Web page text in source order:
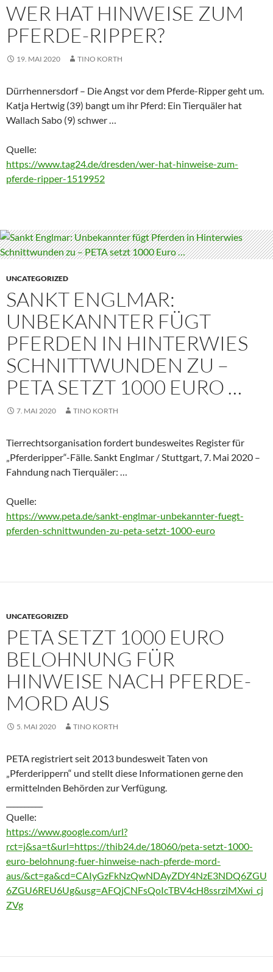
WER HAT HINWEISE ZUM
PFERDE-RIPPER?
19. MAI 2020 TINO KORTH
Dürrhennersdorf – Die Angst vor dem Pferde-Ripper geht um.
Katja Hertwig (39) bangt um ihr Pferd: Ein Tierquäler hat
Wallach Sabo (9) schwer …
Quelle:
https://www.tag24.de/dresden/wer-hat-hinweise-zum-
pferde-ripper-1519952
UNCATEGORIZED
SANKT ENGLMAR:
UNBEKANNTER FÜGT
PFERDEN IN HINTERWIES
SCHNITTWUNDEN ZU –
PETA SETZT 1000 EURO …
7. MAI 2020 TINO KORTH
Tierrechtsorganisation fordert bundesweites Register für
„Pferderipper“-Fälle. Sankt Englmar / Stuttgart, 7. Mai 2020 –
Fahndung nach Tierquäler: …
Quelle:
https://www.peta.de/sankt-englmar-unbekannter-fuegt-
pferden-schnittwunden-zu-peta-setzt-1000-euro
UNCATEGORIZED
PETA SETZT 1000 EURO
BELOHNUNG FÜR
HINWEISE NACH PFERDE-
MORD AUS
5. MAI 2020 TINO KORTH
PETA registriert seit 2013 bundesweit Taten von
„Pferderippern“ und stellt diese Informationen gerne den
ermittelnden Behörden zur Verfügung.
Quelle:
https://www.google.com/url?
rct=j&sa=t&url=https://thib24.de/18060/peta-setzt-1000-
euro-belohnung-fuer-hinweise-nach-pferde-mord-
aus/&ct=ga&cd=CAIyGzFkNzQwNDAyZDY4NzE3NDQ6ZGU
6ZGU6REU6Ug&usg=AFQjCNFsQoIcTBV4cH8ssrziMXwi_cj
ZVg